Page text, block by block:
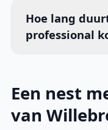
Hoe lang
professional
Een nest
van